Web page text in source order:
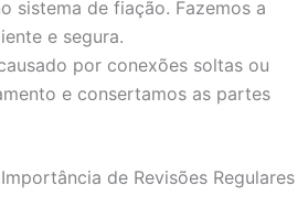
sistema de fiação. Fazemos a
e segura.
por conexões soltas ou
e consertamos as partes
de Revisões Regulares